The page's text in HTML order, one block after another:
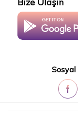
Sosyal